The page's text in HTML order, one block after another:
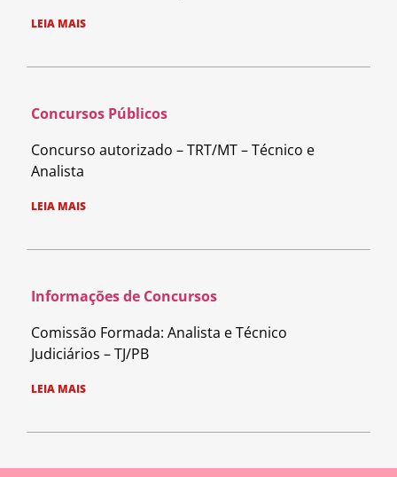
LEIA MAIS
Concursos Públicos
Concurso autorizado – TRT/MT – Técnico e
Analista
LEIA MAIS
Informações de Concursos
Comissão Formada: Analista e Técnico
Judiciários – TJ/PB
LEIA MAIS